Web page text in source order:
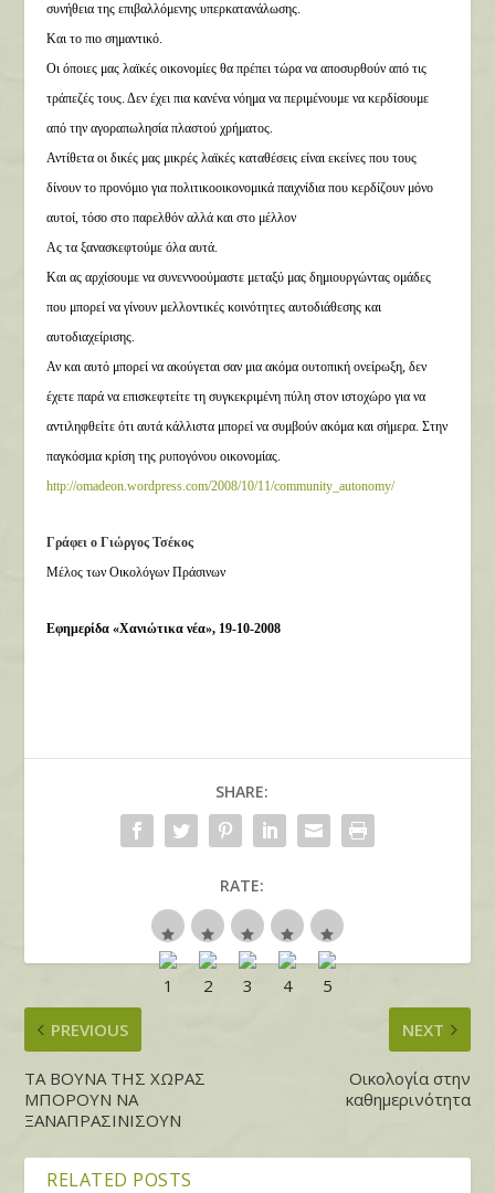
συνήθεια της επιβαλλόμενης υπερκατανάλωσης.
Και το πιο σημαντικό.
Οι όποιες μας λαϊκές οικονομίες θα πρέπει τώρα να αποσυρθούν από τις
τράπεζές τους. Δεν έχει πια κανένα νόημα να περιμένουμε να κερδίσουμε
από την αγοραπωλησία πλαστού χρήματος.
Αντίθετα οι δικές μας μικρές λαϊκές καταθέσεις είναι εκείνες που τους
δίνουν το προνόμιο για πολιτικοοικονομικά παιχνίδια που κερδίζουν μόνο
αυτοί, τόσο στο παρελθόν αλλά και στο μέλλον
Ας τα ξανασκεφτούμε όλα αυτά.
Και ας αρχίσουμε να συνεννοούμαστε μεταξύ μας δημιουργώντας ομάδες
που μπορεί να γίνουν μελλοντικές κοινότητες αυτοδιάθεσης και
αυτοδιαχείρισης.
Αν και αυτό μπορεί να ακούγεται σαν μια ακόμα ουτοπική ονείρωξη, δεν
έχετε παρά να επισκεφτείτε τη συγκεκριμένη πύλη στον ιστοχώρο για να
αντιληφθείτε ότι αυτά κάλλιστα μπορεί να συμβούν ακόμα και σήμερα. Στην
παγκόσμια κρίση της ρυπογόνου οικονομίας.
http://omadeon.wordpress.com/2008/10/11/community_autonomy/
Γράφει ο Γιώργος Τσέκος
Μέλος των Οικολόγων Πράσινων
Εφημερίδα «Χανιώτικα νέα», 19-10-2008
SHARE:
RATE:
PREVIOUS
ΤΑ ΒΟΥΝΑ ΤΗΣ ΧΩΡΑΣ
ΜΠΟΡΟΥΝ ΝΑ
ΞΑΝΑΠΡΑΣΙΝΙΣΟΥΝ
NEXT
Οικολογία στην
καθημερινότητα
RELATED POSTS